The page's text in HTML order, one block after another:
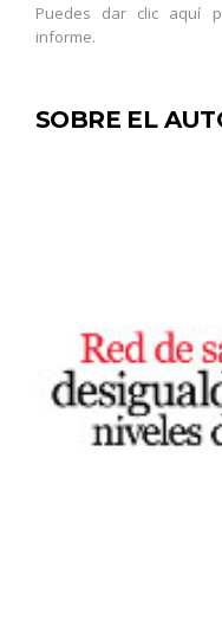
Puedes dar clic aquí
informe.
SOBRE EL